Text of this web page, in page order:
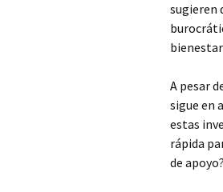
sugieren
A pesar
sigue en
estas
rápida
de apoyo?